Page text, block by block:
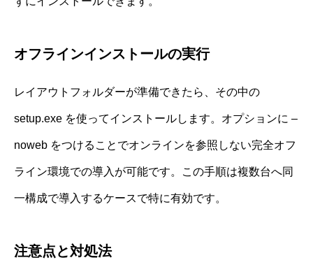
オフラインインストールの実行
レイアウトフォルダーが準備できたら、その中の
setup.exe を使ってインストールします。オプションに –
noweb をつけることでオンラインを参照しない完全オフ
ライン環境での導入が可能です。この手順は複数台へ同
一構成で導入するケースで特に有効です。
注意点と対処法